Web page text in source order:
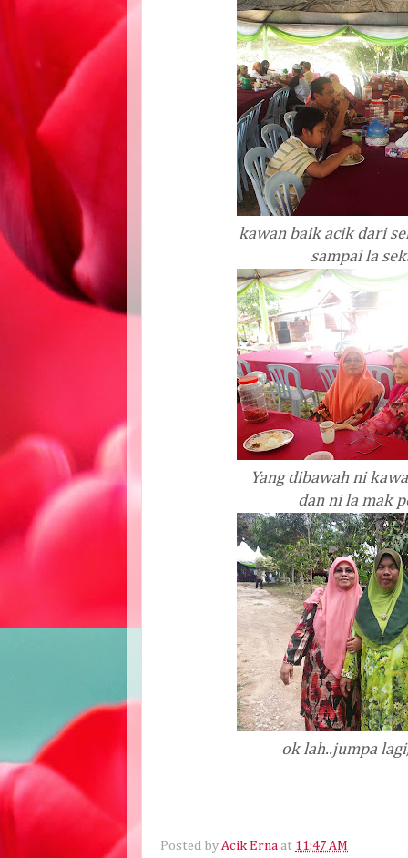
kawan baik acik dari
sampai la
Yang dibawah ni
dan ni la mak
ok lah..jumpa
Posted by Acik Erna at 11:47 AM